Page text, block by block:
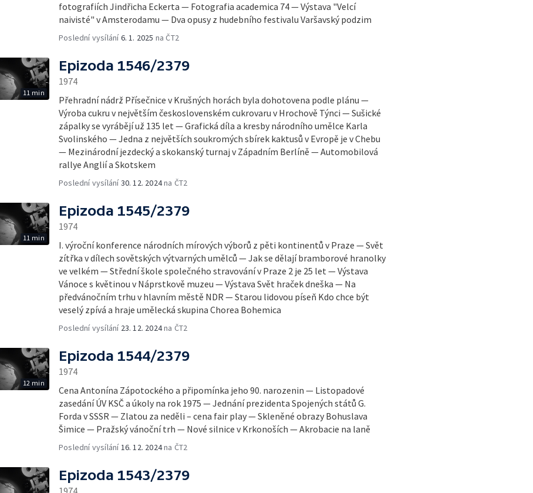
fotografiích Jindřicha Eckerta — Fotografia academica 74 — Výstava "Velcí
naivisté" v Amsterodamu — Dva opusy z hudebního festivalu Varšavský podzim
Poslední vysílání6. 1. 2025 na ČT2
11 min
Epizoda 1546/2379
1974
Přehradní nádrž Přísečnice v Krušných horách byla dohotovena podle plánu —
Výroba cukru v největším československém cukrovaru v Hrochově Týnci — Sušické
zápalky se vyrábějí už 135 let — Grafická díla a kresby národního umělce Karla
Svolinského — Jedna z největších soukromých sbírek kaktusů v Evropě je v Chebu
— Mezinárodní jezdecký a skokanský turnaj v Západním Berlíně — Automobilová
rallye Anglií a Skotskem
Poslední vysílání30. 12. 2024na ČT2
11 min
Epizoda 1545/2379
1974
I. výroční konference národních mírových výborů z pěti kontinentů v Praze — Svět
zítřka v dílech sovětských výtvarných umělců — Jak se dělají bramborové hranolky
ve velkém — Střední škole společného stravování v Praze 2 je 25 let — Výstava
Vánoce s květinou v Náprstkově muzeu — Výstava Svět hraček dneška — Na
předvánočním trhu v hlavním městě NDR — Starou lidovou píseň Kdo chce být
veselý zpívá a hraje umělecká skupina Chorea Bohemica
Poslední vysílání 23. 12. 2024na ČT2
12 min
Epizoda 1544/2379
1974
Cena Antonína Zápotockého a připomínka jeho 90. narozenin — Listopadové
zasedání ÚV KSČ a úkoly na rok 1975 — Jednání prezidenta Spojených států G.
Forda v SSSR — Zlatou za neděli – cena fair play — Skleněné obrazy Bohuslava
Šimice — Pražský vánoční trh — Nové silnice v Krkonoších — Akrobacie na laně
Poslední vysílání16. 12. 2024na ČT2
Epizoda 1543/2379
1974